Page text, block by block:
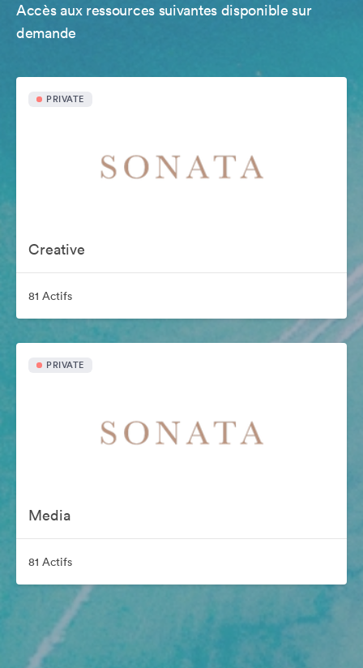
Accès aux ressources suivantes disponible sur
demande
PRIVATE
Creative
81 Actifs
PRIVATE
Media
81 Actifs